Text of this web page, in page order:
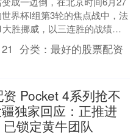
界杯I组第3轮的焦点战中，法
大胜挪威，以三连胜的战绩锁
名。登贝莱上演帽子戏法，姆
莱助....
分类：最好的股票配资
Pocket 4系列抢不
独家回应：正推进
锁定黄牛团队